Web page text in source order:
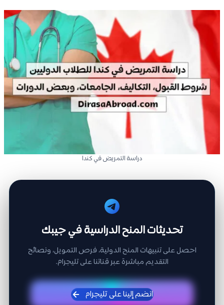
دراسة التمريض في كندا
تحديثات المنح الدراسية في جيبك
احصل على تنبيهات المنح الدولية، فرص التمويل، ونصائح
التقديم مباشرة عبر قناتنا على تليجرام.
انضم إلينا على تليجرام